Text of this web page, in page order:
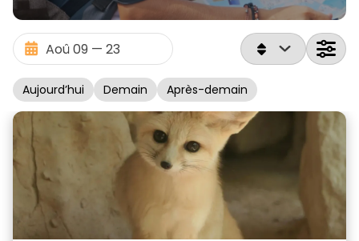
Aujourd’hui Demain Après-demain